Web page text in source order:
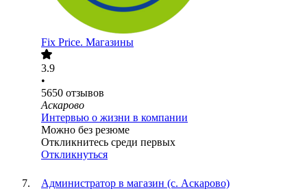
Fix Price. Магазины
3.9
•
5650 отзывов
Аскарово
Интервью о жизни в компании
Можно без резюме
Откликнитесь среди первых
Откликнуться
Администратор в магазин (с. Аскарово)